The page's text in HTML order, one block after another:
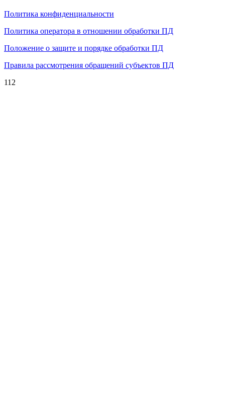
Политика конфиденциальности
Политика оператора в отношении обработки ПД
Положение о защите и порядке обработки ПД
Правила рассмотрения обращений субъектов ПД
112